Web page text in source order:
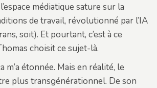
médiatique sature sur la
de travail, révolutionné par l’IA
soit). Et pourtant, c’est à ce
choisit ce sujet-là.
m’a étonnée. Mais en réalité, le
plus transgénérationnel. De son